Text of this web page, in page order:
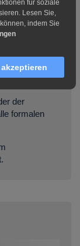
&
der
formalen
für soziale
Lesen Sie,
indem Sie